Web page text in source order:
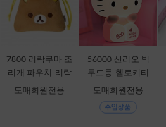
7800 리락쿠마 조
리개 파우치-리락
쿠마 [C2-068735]
도매회원전용
56000 산리오 빅
무드등-헬로키티
[C1-315167]
도매회원전용